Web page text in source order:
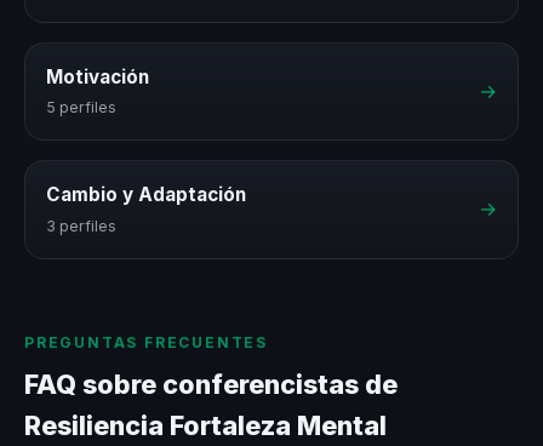
Motivación
5 perfiles
→
Cambio y Adaptación
3 perfiles
→
PREGUNTAS FRECUENTES
FAQ sobre conferencistas de
Resiliencia Fortaleza Mental